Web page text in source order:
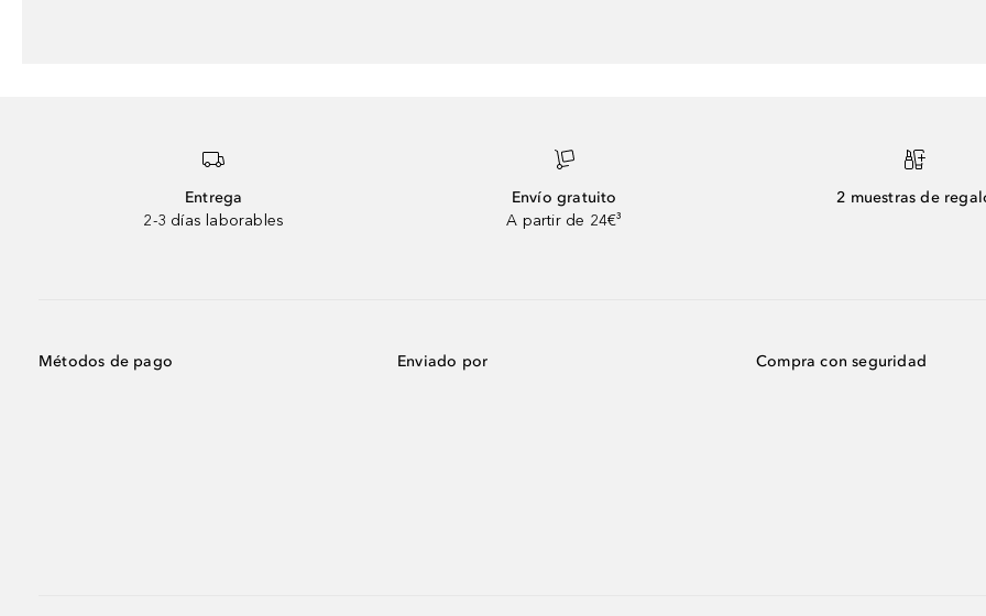
Entrega
2-3 días laborables
Envío gratuito
A partir de 24€³
2 muestras de
Métodos de pago Enviado por Compra con seguridad